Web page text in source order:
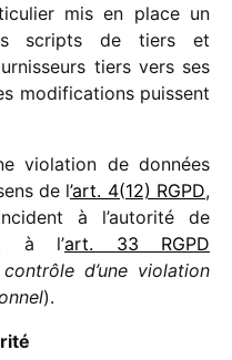
mis en place un
scripts de tiers et
tiers vers ses
modi­fi­ca­tions puissent
viola­tion de données
de l’art. 4(12) RGPD,
à l’autorité de
à l’art. 33 RGPD
d’une viola­tion
).